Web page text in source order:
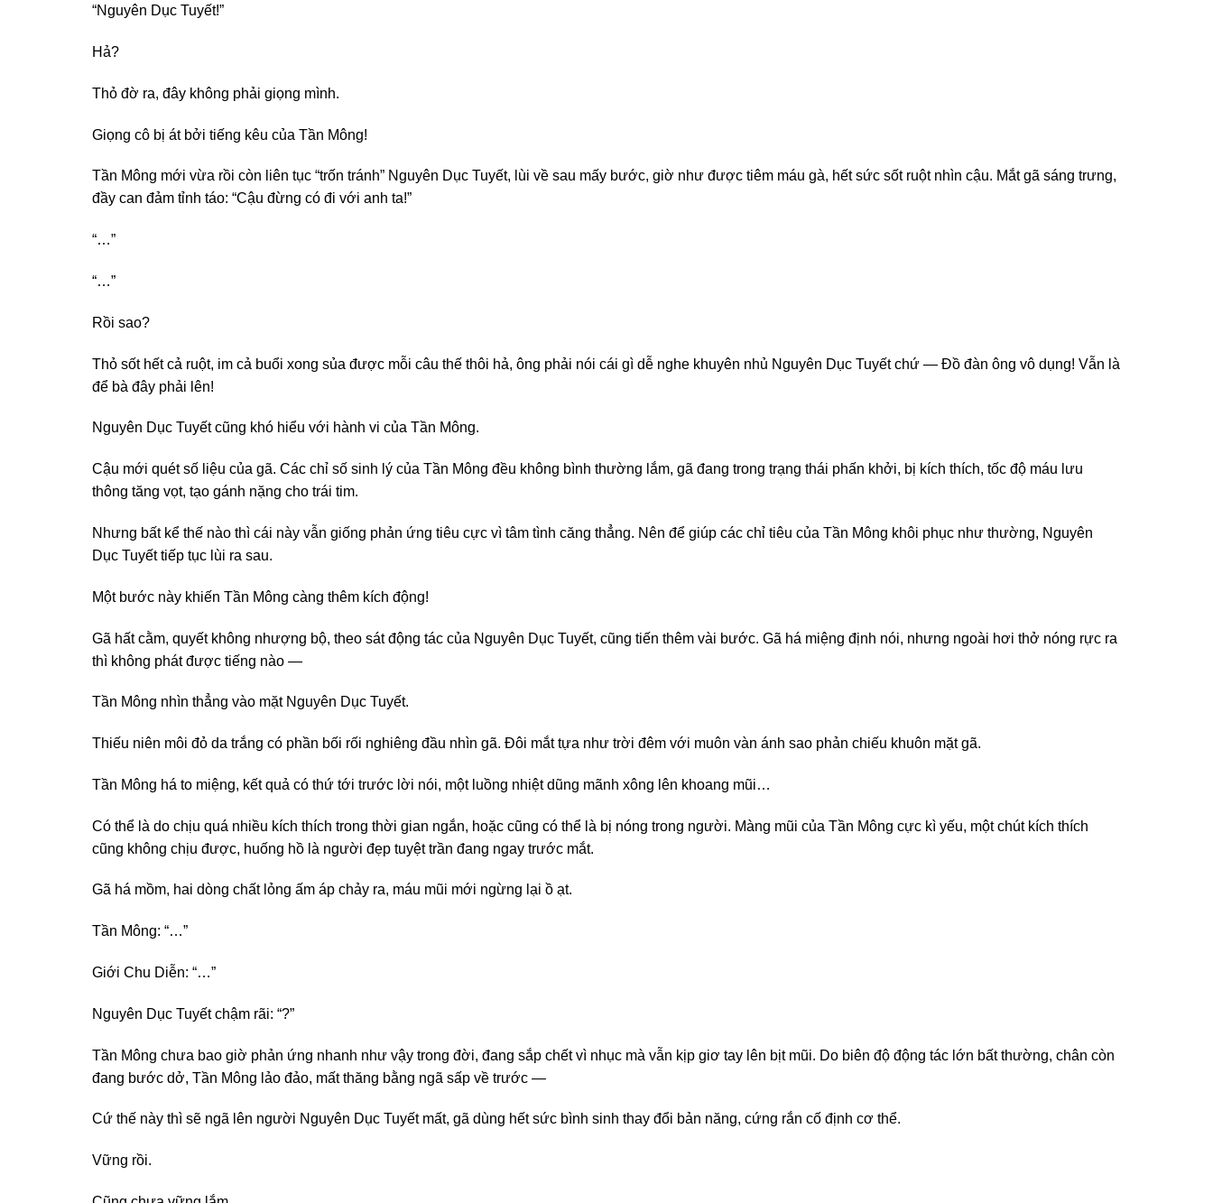
“Nguyên Dục Tuyết!”
Hả?
Thỏ đờ ra, đây không phải giọng mình.
Giọng cô bị át bởi tiếng kêu của Tần Mông!
Tần Mông mới vừa rồi còn liên tục “trốn tránh” Nguyên Dục Tuyết, lùi về sau mấy bước, giờ như được tiêm máu gà, hết sức sốt ruột nhìn cậu. Mắt gã sáng trưng,
đầy can đảm tỉnh táo: “Cậu đừng có đi với anh ta!”
“…”
“…”
Rồi sao?
Thỏ sốt hết cả ruột, im cả buổi xong sủa được mỗi câu thế thôi hả, ông phải nói cái gì dễ nghe khuyên nhủ Nguyên Dục Tuyết chứ — Đồ đàn ông vô dụng! Vẫn là
để bà đây phải lên!
Nguyên Dục Tuyết cũng khó hiểu với hành vi của Tần Mông.
Cậu mới quét số liệu của gã. Các chỉ số sinh lý của Tần Mông đều không bình thường lắm, gã đang trong trạng thái phấn khởi, bị kích thích, tốc độ máu lưu
thông tăng vọt, tạo gánh nặng cho trái tim.
Nhưng bất kể thế nào thì cái này vẫn giống phản ứng tiêu cực vì tâm tình căng thẳng. Nên để giúp các chỉ tiêu của Tần Mông khôi phục như thường, Nguyên
Dục Tuyết tiếp tục lùi ra sau.
Một bước này khiến Tần Mông càng thêm kích động!
Gã hất cằm, quyết không nhượng bộ, theo sát động tác của Nguyên Dục Tuyết, cũng tiến thêm vài bước. Gã há miệng định nói, nhưng ngoài hơi thở nóng rực ra
thì không phát được tiếng nào —
Tần Mông nhìn thẳng vào mặt Nguyên Dục Tuyết.
Thiếu niên môi đỏ da trắng có phần bối rối nghiêng đầu nhìn gã. Đôi mắt tựa như trời đêm với muôn vàn ánh sao phản chiếu khuôn mặt gã.
Tần Mông há to miệng, kết quả có thứ tới trước lời nói, một luồng nhiệt dũng mãnh xông lên khoang mũi…
Có thể là do chịu quá nhiều kích thích trong thời gian ngắn, hoặc cũng có thể là bị nóng trong người. Màng mũi của Tần Mông cực kì yếu, một chút kích thích
cũng không chịu được, huống hồ là người đẹp tuyệt trần đang ngay trước mắt.
Gã há mồm, hai dòng chất lỏng ấm áp chảy ra, máu mũi mới ngừng lại ồ ạt.
Tần Mông: “…”
Giới Chu Diễn: “…”
Nguyên Dục Tuyết chậm rãi: “?”
Tần Mông chưa bao giờ phản ứng nhanh như vậy trong đời, đang sắp chết vì nhục mà vẫn kịp giơ tay lên bịt mũi. Do biên độ động tác lớn bất thường, chân còn
đang bước dở, Tần Mông lảo đảo, mất thăng bằng ngã sấp về trước —
Cứ thế này thì sẽ ngã lên người Nguyên Dục Tuyết mất, gã dùng hết sức bình sinh thay đổi bản năng, cứng rắn cố định cơ thể.
Vững rồi.